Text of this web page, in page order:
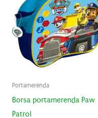
Portamerenda
Borsa portamerenda Paw
Patrol